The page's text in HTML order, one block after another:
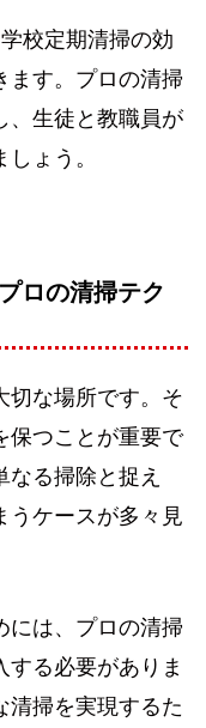
校定期清掃の効
ます。プロの清掃
、生徒と教職員が
ょう。
ロの清掃テク
切な場所です。そ
保つことが重要で
る掃除と捉え
うケースが多々見
には、プロの清掃
る必要がありま
清掃を実現するた